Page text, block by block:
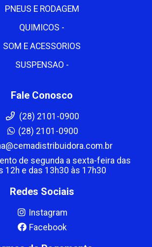
PNEUS E RODAGEM
QUIMICOS -
SOM E ACESSORIOS
SUSPENSAO -
Fale Conosco
(28) 2101-0900
(28) 2101-0900
de segunda a sexta-feira das
12h e das 13h30 às 17h30
Redes Sociais
Instagram
Facebook